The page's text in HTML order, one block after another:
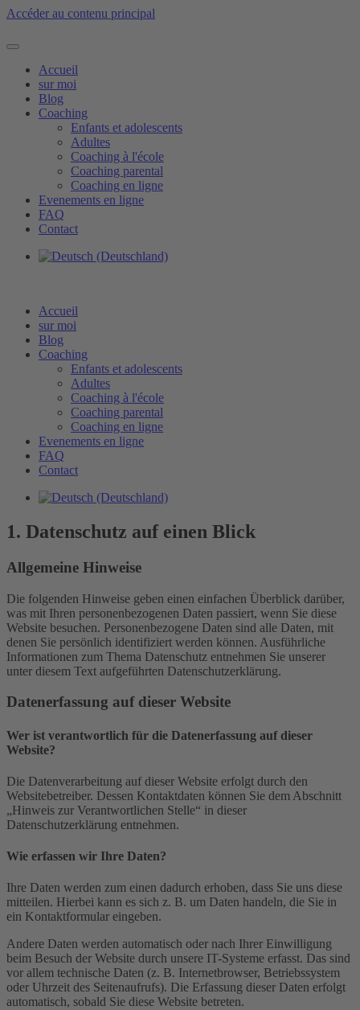
Accéder au contenu principal
Accueil
sur moi
Blog
Coaching
Enfants et adolescents
Adultes
Coaching à l'école
Coaching parental
Coaching en ligne
Evenements en ligne
FAQ
Contact
Accueil
sur moi
Blog
Coaching
Enfants et adolescents
Adultes
Coaching à l'école
Coaching parental
Coaching en ligne
Evenements en ligne
FAQ
Contact
1. Datenschutz auf einen Blick
Allgemeine Hinweise
Die folgenden Hinweise geben einen einfachen Überblick darüber,
was mit Ihren personenbezogenen Daten passiert, wenn Sie diese
Website besuchen. Personenbezogene Daten sind alle Daten, mit
denen Sie persönlich identifiziert werden können. Ausführliche
Informationen zum Thema Datenschutz entnehmen Sie unserer
unter diesem Text aufgeführten Datenschutzerklärung.
Datenerfassung auf dieser Website
Wer ist verantwortlich für die Datenerfassung auf dieser
Website?
Die Datenverarbeitung auf dieser Website erfolgt durch den
Websitebetreiber. Dessen Kontaktdaten können Sie dem Abschnitt
„Hinweis zur Verantwortlichen Stelle“ in dieser
Datenschutzerklärung entnehmen.
Wie erfassen wir Ihre Daten?
Ihre Daten werden zum einen dadurch erhoben, dass Sie uns diese
mitteilen. Hierbei kann es sich z. B. um Daten handeln, die Sie in
ein Kontaktformular eingeben.
Andere Daten werden automatisch oder nach Ihrer Einwilligung
beim Besuch der Website durch unsere IT-Systeme erfasst. Das sind
vor allem technische Daten (z. B. Internetbrowser, Betriebssystem
oder Uhrzeit des Seitenaufrufs). Die Erfassung dieser Daten erfolgt
automatisch, sobald Sie diese Website betreten.